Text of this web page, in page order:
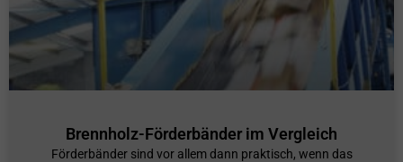
Brennholz-Förderbänder im Vergleich
Förderbänder sind vor allem dann praktisch, wenn das